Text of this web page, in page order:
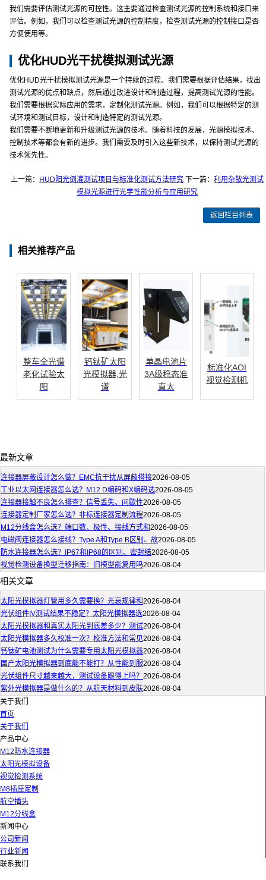
我们需要评估测试光源的可控性。这主要通过检查测试光源的控制系统和接口来
评估。例如，我们可以检查测试光源的控制精度，检查测试光源的控制接口是否
方便使用等。
优化HUD光干扰模拟测试光源
优化HUD光干扰模拟测试光源是一个持续的过程。我们需要根据评估结果，找出
测试光源的优点和缺点，然后通过改进设计和制造过程，提高测试光源的性能。
我们需要根据实际应用的需求，定制化测试光源。例如，我们可以根据特定的测
试环境和测试目标，设计和制造特定的测试光源。
我们需要不断地更新和升级测试光源的技术。随着科技的发展，光源模拟技术、
控制技术等都会有新的进步。我们需要及时引入这些新技术，以保持测试光源的
技术领先性。
上一篇： HUD阳光倒灌测试项目与标准化测试方法研究 下一篇：利用杂散光测试
模拟光源进行光学性能分析与应用研究
返回栏目列表
相关推荐产品
整车全光谱
老化试验太
阳
钙钛矿太阳
光模拟器,光
谱
单晶电池片
3A级稳态准
直太
标准化AOI
视觉检测机
最新文章
连接器屏蔽设计怎么做？EMC抗干扰从屏蔽搭接2026-08-05
工业以太网连接器怎么选？M12 D编码和X编码选2026-08-05
连接器接触不良怎么排查？信号丢失、间歇性2026-08-05
连接器定制厂家怎么选？非标连接器定制流程2026-08-05
M12分线盒怎么选？端口数、极性、接线方式和2026-08-05
电磁阀连接器怎么接线？Type A和Type B区别、故2026-08-05
防水连接器怎么选？IP67和IP68的区别、密封结2026-08-05
视觉检测设备换型迁移指南：旧模型能复用吗2026-08-04
相关文章
太阳光模拟器灯管用多久需要换？光衰规律和2026-08-04
光伏组件IV测试结果不稳定？太阳光模拟器选2026-08-04
太阳光模拟器和真实太阳光到底差多少？测试2026-08-04
太阳光模拟器多久校准一次？校准方法和常见2026-08-04
钙钛矿电池测试为什么需要专用太阳光模拟器2026-08-04
国产太阳光模拟器到底能不能打？从性能到服2026-08-04
光伏组件尺寸越来越大，测试设备跟得上吗？ 2026-08-04
紫外光模拟器是做什么的？从航天材料到皮肤2026-08-04
关于我们
首页
关于我们
产品中心
M12防水连接器
太阳光模拟设备
视觉检测系统
M8插座定制
航空插头
M12分线盒
新闻中心
公司新闻
行业新闻
联系我们